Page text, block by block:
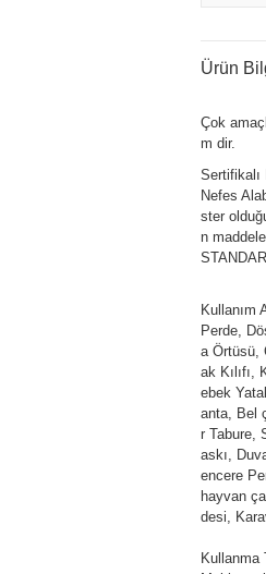
Ürün
Çok
m dir.
Sertifikalı
Nefes
ster
n
Kullanım
Perde,
a Örtüsü,
ak Kılıfı,
ebek
anta, Bel
r Tabure,
askı,
encere
hayvan
desi,
Kullanma